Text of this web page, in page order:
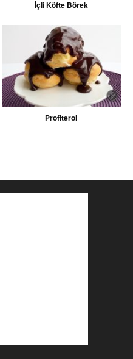
İçli Köfte Börek
Profiterol